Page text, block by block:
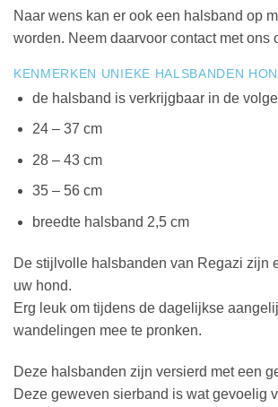
Naar wens kan er ook een halsband op
worden. Neem daarvoor contact met ons
KENMERKEN UNIEKE HALSBANDEN
de halsband is verkrijgbaar in de
24 – 37 cm
28 – 43 cm
35 – 56 cm
breedte halsband 2,5 cm
De stijlvolle halsbanden van Regazi zijn
uw hond.
Erg leuk om tijdens de dagelijkse
wandelingen mee te pronken.
Deze halsbanden zijn versierd met een
Deze geweven sierband is wat gevoelig